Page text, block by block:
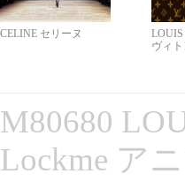
CELINE セリーヌ
ヴィト
M80680
Lockme ア